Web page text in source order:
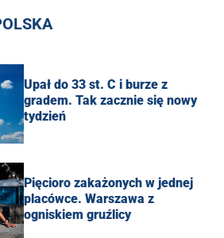
Upał do 33 st. C i burze z
gradem. Tak zacznie się nowy
tydzień
Pięcioro zakażonych w jednej
placówce. Warszawa z
ogniskiem gruźlicy